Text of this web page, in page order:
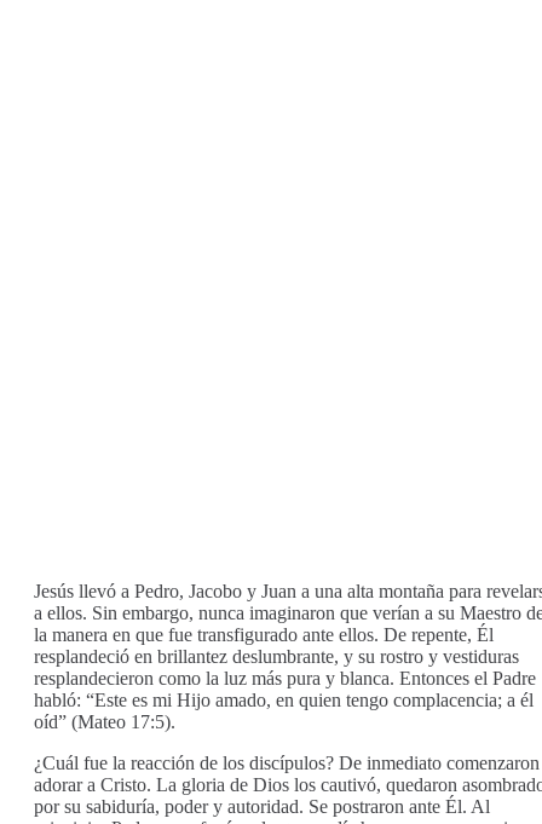
Jesús llevó a Pedro, Jacobo y Juan a una alta montaña para
a ellos. Sin embargo, nunca imaginaron que verían a su Maestro
la manera en que fue transfigurado ante ellos. De repente, Él
resplandeció en brillantez deslumbrante, y su rostro y vestiduras
resplandecieron como la luz más pura y blanca. Entonces el Padre
habló: “Este es mi Hijo amado, en quien tengo complacencia; a él
oíd” (Mateo 17:5).
¿Cuál fue la reacción de los discípulos? De inmediato comenzaron
adorar a Cristo. La gloria de Dios los cautivó, quedaron
por su sabiduría, poder y autoridad. Se postraron ante Él. Al